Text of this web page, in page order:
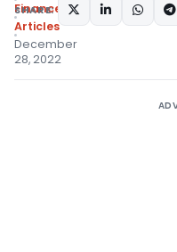
Finance
Articles
December
28, 2022
SHARE: